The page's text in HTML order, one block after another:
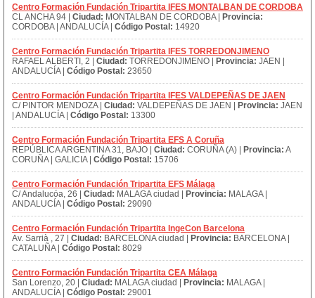
Centro Formación Fundación Tripartita IFES MONTALBAN DE CORDOBA
CL ANCHA 94 | Ciudad: MONTALBAN DE CORDOBA |
Provincia:
CORDOBA | ANDALUCÍA | Código Postal: 14920
Centro Formación Fundación Tripartita IFES TORREDONJIMENO
RAFAEL ALBERTI, 2 | Ciudad: TORREDONJIMENO | Provincia: JAEN |
ANDALUCÍA | Código Postal: 23650
Centro Formación Fundación Tripartita IFES VALDEPEÑAS DE JAEN
C/ PINTOR MENDOZA | Ciudad: VALDEPEÑAS DE JAEN | Provincia: JAEN
| ANDALUCÍA | Código Postal: 13300
Centro Formación Fundación Tripartita EFS A Coruña
REPÚBLICA ARGENTINA 31, BAJO | Ciudad: CORUÑA (A) | Provincia: A
CORUÑA | GALICIA | Código Postal: 15706
Centro Formación Fundación Tripartita EFS Málaga
C/ Andalucóa, 26 | Ciudad: MALAGA ciudad | Provincia: MALAGA |
ANDALUCÍA | Código Postal: 29090
Centro Formación Fundación Tripartita IngeCon Barcelona
Av. Sarrià , 27 | Ciudad: BARCELONA ciudad | Provincia: BARCELONA |
CATALUÑA | Código Postal: 8029
Centro Formación Fundación Tripartita CEA Málaga
San Lorenzo, 20 | Ciudad: MALAGA ciudad | Provincia: MALAGA |
ANDALUCÍA | Código Postal: 29001